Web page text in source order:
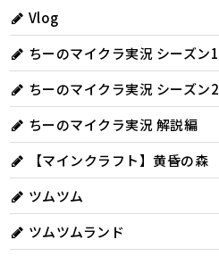
Vlog
ちーのマイクラ実況 シーズン1
ちーのマイクラ実況 シーズン2
ちーのマイクラ実況 解説編
【マインクラフト】黄昏の森
ツムツム
ツムツムランド